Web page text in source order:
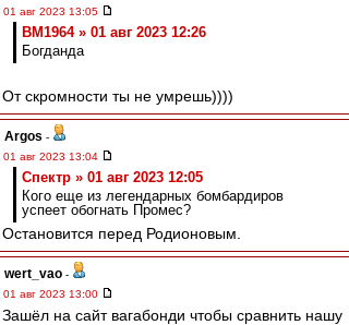
01 авг 2023 13:05
BM1964 » 01 авг 2023 12:26
Богданда
От скромности ты не умрешь))))
Argos -
01 авг 2023 13:04
Спектр » 01 авг 2023 12:05
Кого еще из легендарных бомбардиров
успеет обогнать Промес?
Остановится перед Родионовым.
wert_vao -
01 авг 2023 13:00
Зашёл на сайт вагабонди чтобы сравнить нашу